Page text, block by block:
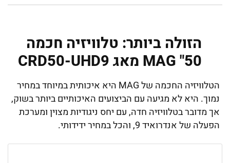
הזולה ביותר: טלוויזיה חכמה
50" MAG מאג CRD50-UHD9
הטלוויזיה החכמה של MAG היא איכותית במיוחד במחיר
נמוך. היא לא מגיעה עם הביצועים האיכותיים ביותר בשוק,
אך מדובר בטלוויזיה חדה, עם יחס ניגודיות מצוין ומערכת
הפעלה של אנדרואיד 9, והכל במחיר ידידותי.